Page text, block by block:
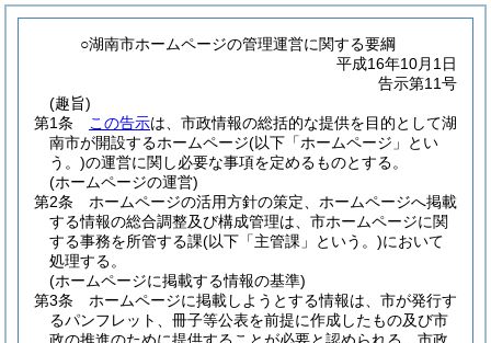
○湖南市ホームページの管理運営に関する要綱
平成16年10月1日
告示第11号
(趣旨)
第1条
この告示は、市政情報の総括的な提供を目的として湖
南市が開設するホームページ(以下「ホームページ」とい
う。)の運営に関し必要な事項を定めるものとする。
(ホームページの運営)
第2条
ホームページの活用方針の策定、ホームページへ掲載
する情報の総合調整及び構成管理は、市ホームページに関
する事務を所管する課(以下「主管課」という。)において
処理する。
(ホームページに掲載する情報の基準)
第3条
ホームページに掲載しようとする情報は、市が発行す
るパンフレット、冊子等公表を前提に作成したもの及び市